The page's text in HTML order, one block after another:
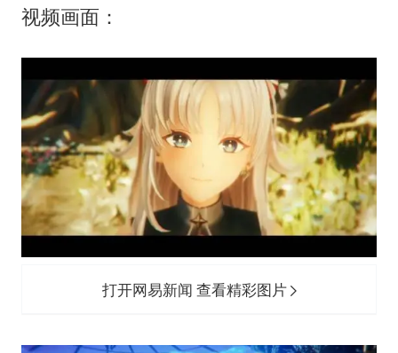
视频画面：
打开网易新闻 查看精彩图片